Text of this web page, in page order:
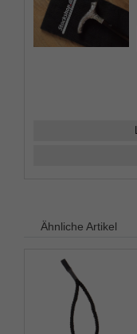
Ähnliche Artikel